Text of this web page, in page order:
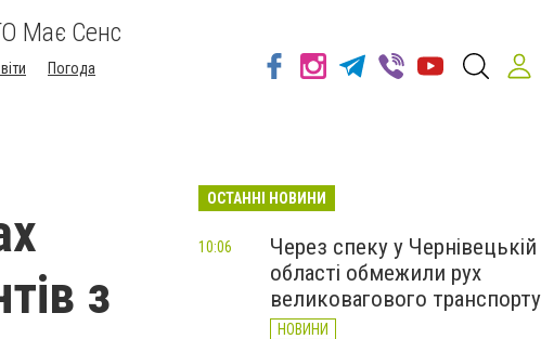
Має Сенс
Погода
з
ОСТАННІ НОВИНИ
Через спеку у Чернівецькій
області обмежили рух
великовагового транспорту
НОВИНИ
10:06